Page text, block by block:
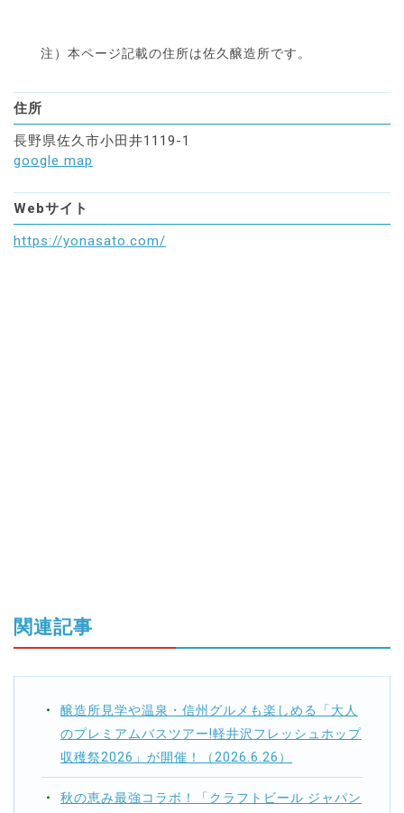
注）本ページ記載の住所は佐久醸造所です。
住所
長野県佐久市小田井1119-1
google map
Webサイト
https://yonasato.com/
関連記事
醸造所見学や温泉・信州グルメも楽しめる「大人
のプレミアムバスツアー!軽井沢フレッシュホップ
収穫祭2026」が開催！（2026.6.26）
秋の恵み最強コラボ！「クラフトビール ジャパン